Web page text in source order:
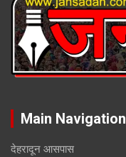
Main Navigation
देहरादून आसपास